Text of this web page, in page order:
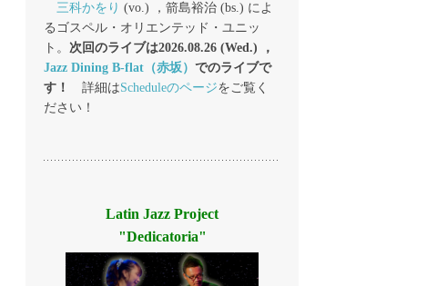
三科かをり (vo.) ，箭島裕治 (bs.) によ
るゴスペル・オリエンテッド・ユニッ
ト。 次回のライブは2026.08.26 (Wed.) ，
Jazz Dining B-flat（赤坂） でのライブで
す！
詳細はScheduleのページをご覧く
ださい！
Latin Jazz Project
"Dedicatoria"